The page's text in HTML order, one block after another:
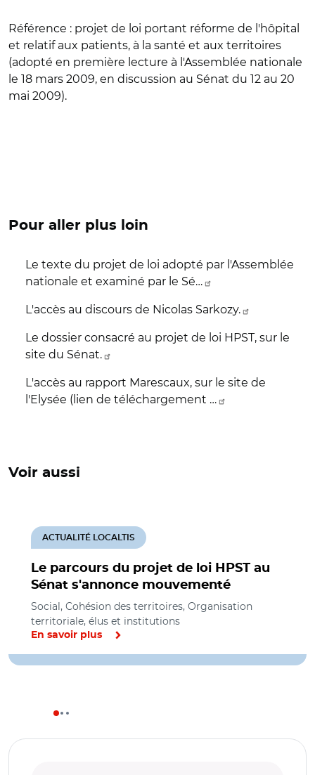
Référence : projet de loi portant réforme de l'hôpital
et relatif aux patients, à la santé et aux territoires
(adopté en première lecture à l'Assemblée nationale
le 18 mars 2009, en discussion au Sénat du 12 au 20
mai 2009).
Pour aller plus loin
Le texte du projet de loi adopté par l'Assemblée
nationale et examiné par le Sé…
L'accès au discours de Nicolas Sarkozy.
Le dossier consacré au projet de loi HPST, sur le
site du Sénat.
L'accès au rapport Marescaux, sur le site de
l'Elysée (lien de téléchargement …
Voir aussi
Le parcours du projet de loi HPST au
Sénat s'annonce mouvementé
ACTUALITÉ LOCALTIS
Social, Cohésion des territoires, Organisation
territoriale, élus et institutions
En savoir plus